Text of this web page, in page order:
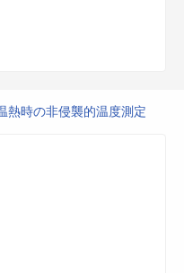
熱時の非侵襲的温度測定